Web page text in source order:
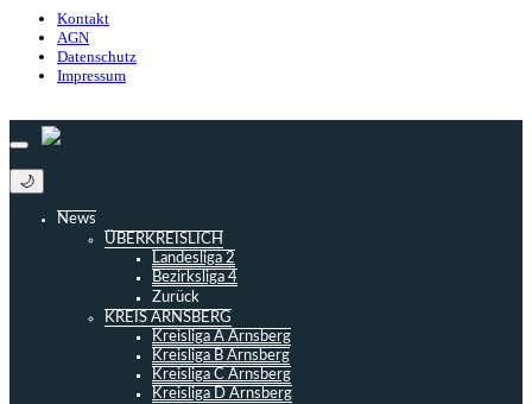
Kontakt
AGN
Datenschutz
Impressum
🌙
News
ÜBERKREISLICH
Landesliga 2
Bezirksliga 4
Zurück
KREIS ARNSBERG
Kreisliga A Arnsberg
Kreisliga B Arnsberg
Kreisliga C Arnsberg
Kreisliga D Arnsberg